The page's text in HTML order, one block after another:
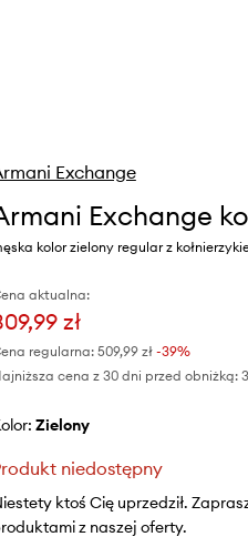
Exchange
Exchange
kolor zielony regular z
aktualna:
zł
regularna: 509,99 zł-39%
cena z 30 dni przed obniżką:
zielony
niedostępny
ktoś Cię uprzedził.
z naszej oferty.